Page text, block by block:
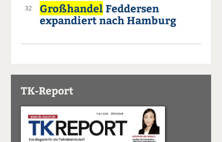
32 Großhandel Feddersen
expandiert nach Hamburg
TK-Report